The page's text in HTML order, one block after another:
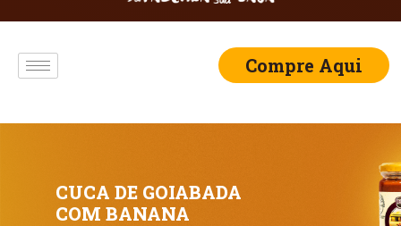
Compre Aqui
CUCA DE GOIABADA
COM BANANA